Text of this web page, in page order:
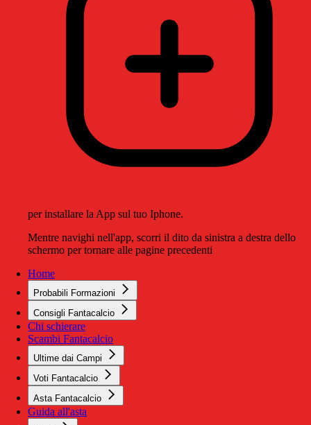
per installare la App sul tuo Iphone.
Mentre navighi nell'app, scorri il dito da sinistra a destra dello
schermo per tornare alle pagine precedenti
Home
Probabili Formazioni
Consigli Fantacalcio
Chi schierare
Scambi Fantacalcio
Ultime dai Campi
Voti Fantacalcio
Asta Fantacalcio
Guida all'asta